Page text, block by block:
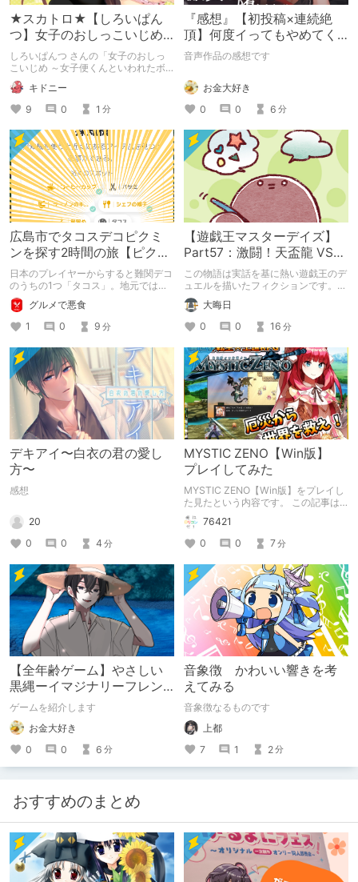
★スカトロ★【しろいぱん
つ】女子のおしっこいじめ
～女子便くんといわれたボ
クの6年間～
しろいぱんつ さんの「女子のおしっ
こいじめ ～女子便くんといわれたボ
クの6年間～」排泄シーン紹介記事に
なります。
キドニー
9
0 1 分
『感想』【初投稿×連続絶
頂】何度イってもやめてく
れない嫉妬彼氏に激責めさ
音声作品の感想です
お金大好き
0
0 6 分
広島市でタコスデコピクミ
ンを探す2時間の旅【ピクミ
ンブルーム / Pikmin
Bloom】
日本のプレイヤーからすると難関デコ
のうちの1つ「タコス」。地元では見
つけられなかった男が広島で探す旅を
お送りします。ねくすと5月のテーマ
「お出かけの記録」。
グルメで悪食
1
0 9 分
【遊戯王マスターデイズ】
Part57：激闘！天盃龍 VS
千年D【架空デュエル】
この物語は実話を基に熱い遊戯王のデ
ュエルを描いたフィクションです。
（自分用メモ：2025-05-14）
大晦日
0
0 16 分
デキアイ〜白衣の君の愛し
方〜
感想
20
0
0 4 分
MYSTIC ZENO【Win版】
プレイしてみた
MYSTIC ZENO【Win版】をプレイし
た見たという内容です。 この記事は
通常のクリエイターズ記事です。
76421
0
0 7分
【全年齢ゲーム】やさしい
黒縄ーイマジナリーフレン
ドの「彼」と過ごすおぼん
やすみー
ゲームを紹介します
お金大好き
0
0 6 分
音象徴 かわいい響きを考
えてみる
音象徴なるものです
上都
7
1 2分
おすすめのまとめ